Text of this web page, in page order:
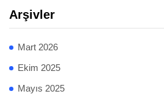
Arşivler
Mart 2026
Ekim 2025
Mayıs 2025